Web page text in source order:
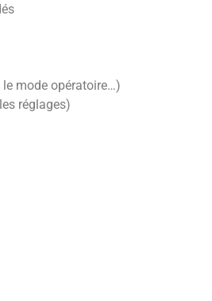
mode opératoire…)
réglages)